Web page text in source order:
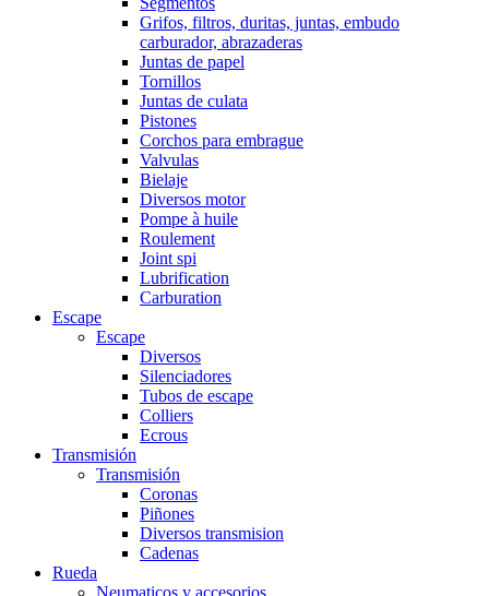
Grifos, filtros, duritas, juntas, embudo
carburador, abrazaderas
Juntas de papel
Tornillos
Juntas de culata
Pistones
Corchos para embrague
Valvulas
Bielaje
Diversos motor
Pompe à huile
Roulement
Joint spi
Lubrification
Carburation
Escape
Escape
Diversos
Silenciadores
Tubos de escape
Colliers
Ecrous
Transmisión
Transmisión
Coronas
Piñones
Diversos transmision
Cadenas
Rueda
Neumaticos y accesorios